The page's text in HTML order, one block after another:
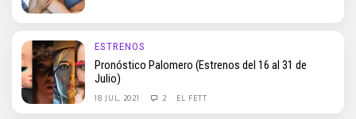
ESTRENOS
Pronóstico Palomero (Estrenos del 16 al 31 de
Julio)
18 JUL, 2021 2 EL FETT